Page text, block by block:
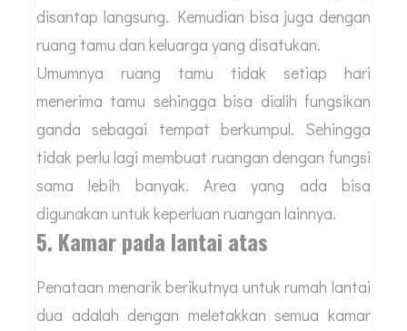
disantap langsung. Kemudian bisa juga dengan
ruang tamu dan keluarga yang disatukan.
Umumnya ruang tamu tidak setiap hari
menerima tamu sehingga bisa dialih fungsikan
ganda sebagai tempat berkumpul. Sehingga
tidak perlu lagi membuat ruangan dengan fungsi
sama lebih banyak. Area yang ada bisa
digunakan untuk keperluan ruangan lainnya.
5. Kamar pada lantai atas
Penataan menarik berikutnya untuk rumah lantai
dua adalah dengan meletakkan semua kamar